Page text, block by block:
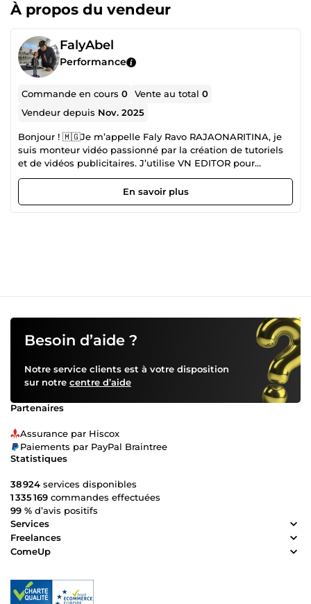
À propos du vendeur
FalyAbel
Performance
Commande en cours0 Vente au total0
Vendeur depuis Nov. 2025
Bonjour ! 🇲🇬Je m’appelle Faly Ravo RAJAONARITINA, je
suis monteur vidéo passionné par la création de tutoriels
et de vidéos publicitaires. J’utilise VN EDITOR pour
téléphone Android et j’aime donner vie aux idées des
clients. contacter moi si vous avez des idées où nous
pouvons faire équipe ou collaboré 😊☕
En savoir plus
Besoin d’aide ?
Notre service clients est à votre disposition
sur notre centre d’aide
Partenaires
Assurance par Hiscox
Paiements par PayPal Braintree
Statistiques
38 924 services disponibles
1 335 169 commandes effectuées
99 % d’avis positifs
Services
Freelances
ComeUp